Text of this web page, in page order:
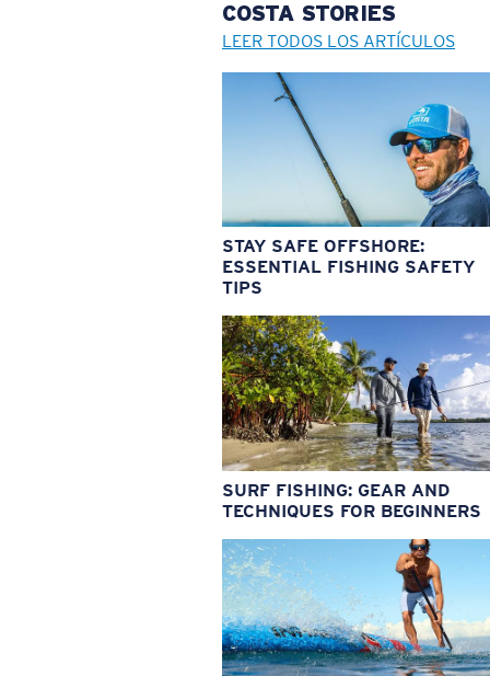
COSTA STORIES
LEER TODOS LOS ARTÍCULOS
STAY SAFE OFFSHORE:
ESSENTIAL FISHING SAFETY
TIPS
SURF FISHING: GEAR AND
TECHNIQUES FOR BEGINNERS